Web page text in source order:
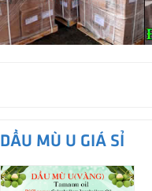
DẦU MÙ U GIÁ SỈ